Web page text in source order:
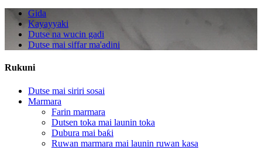
Gida
Kayayyaki
Dutse na wucin gadi
Dutse mai siffar ma'adini
Rukuni
Dutse mai siriri sosai
Marmara
Farin marmara
Dutsen toka mai launin toka
Dubura mai baƙi
Ruwan marmara mai launin ruwan kasa